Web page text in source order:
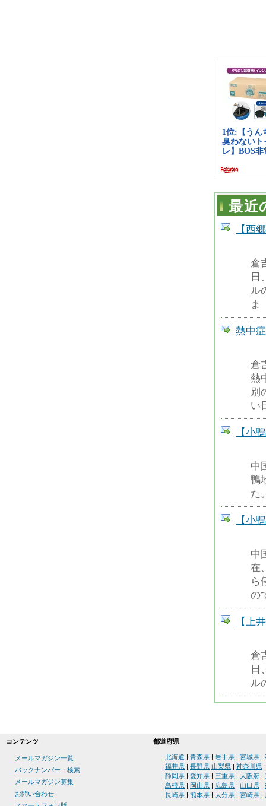
最近
【西
倉
日
ル
ま
熱中
倉
熱
別
い
【小
中
鴨
た
【小
中
在
ら
の
【上
倉
日
ル
コンテンツ 都道府県
メールマガジン一覧
バックナンバー・検索
メールマガジン募集
お問い合わせ
北海道 青森県 岩手県 宮城県
福井県
長野県 山梨県 神奈川県
静岡県
愛知県 三重県 大阪府
島根県
岡山県 広島県 山口県
長崎県
熊本県 大分県 宮崎県